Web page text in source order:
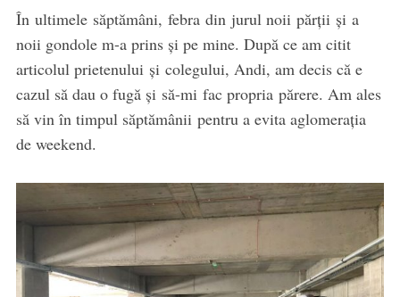
În ultimele săptămâni, febra din jurul noii părții și a
noii gondole m-a prins și pe mine. După ce am citit
articolul prietenului și colegului, Andi, am decis că e
cazul să dau o fugă și să-mi fac propria părere. Am ales
să vin în timpul săptămânii pentru a evita aglomerația
de weekend.